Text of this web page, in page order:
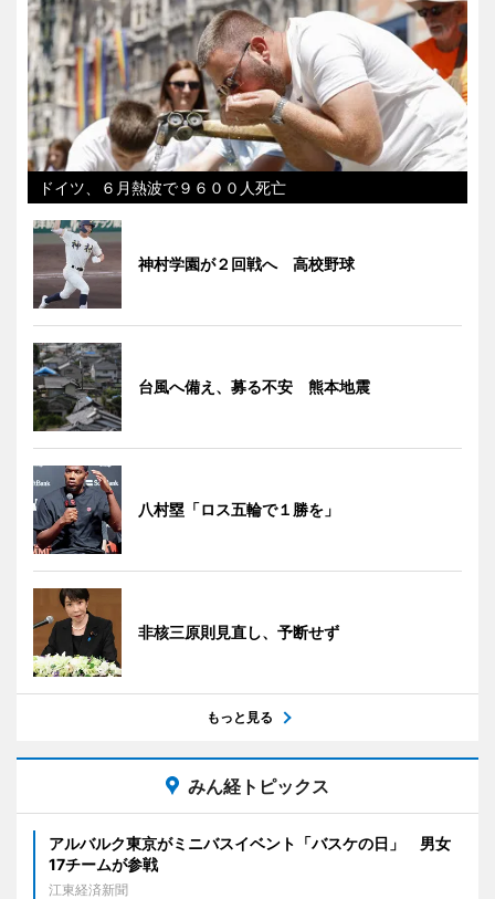
ドイツ、６月熱波で９６００人死亡
神村学園が２回戦へ 高校野球
台風へ備え、募る不安 熊本地震
八村塁「ロス五輪で１勝を」
非核三原則見直し、予断せず
もっと見る
みん経トピックス
アルバルク東京がミニバスイベント「バスケの日」 男女
17チームが参戦
江東経済新聞